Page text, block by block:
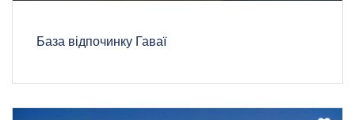
База відпочинку Гаваї